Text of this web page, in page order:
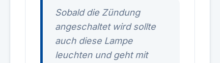
Sobald die Zündung
angeschaltet wird sollte
auch diese Lampe
leuchten und geht mit